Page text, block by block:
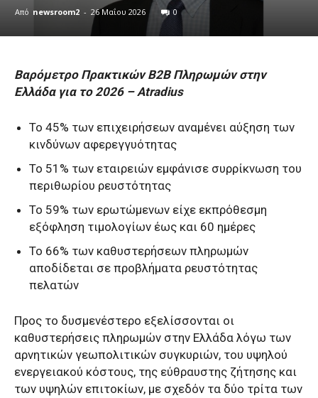
Από newsroom2 - 26 Μαΐου 2026 0
Βαρόμετρο Πρακτικών Β2Β Πληρωμών στην
Ελλάδα για το 2026 – Atradius
Το 45% των επιχειρήσεων αναμένει αύξηση των
κινδύνων αφερεγγυότητας
Το 51% των εταιρειών εμφάνισε συρρίκνωση του
περιθωρίου ρευστότητας
Το 59% των ερωτώμενων είχε εκπρόθεσμη
εξόφληση τιμολογίων έως και 60 ημέρες
Το 66% των καθυστερήσεων πληρωμών
αποδίδεται σε προβλήματα ρευστότητας
πελατών
Προς το δυσμενέστερο εξελίσσονται οι
καθυστερήσεις πληρωμών στην Ελλάδα λόγω των
αρνητικών γεωπολιτικών συγκυριών, του υψηλού
ενεργειακού κόστους, της εύθραυστης ζήτησης και
των υψηλών επιτοκίων, με σχεδόν τα δύο τρίτα των